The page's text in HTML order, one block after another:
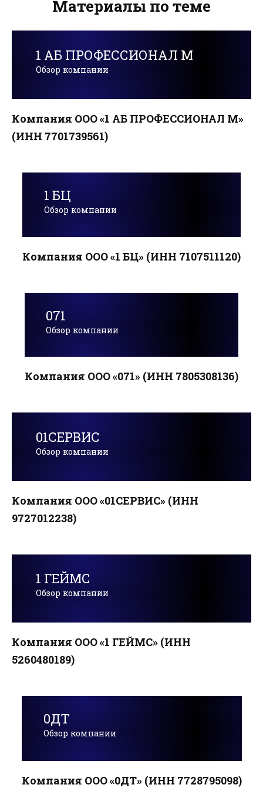
Материалы по теме
1 АБ ПРОФЕССИОНАЛ М
Обзор компании
Компания ООО «1 АБ ПРОФЕССИОНАЛ М»
(ИНН 7701739561)
1 БЦ
Обзор компании
Компания ООО «1 БЦ» (ИНН 7107511120)
071
Обзор компании
Компания ООО «071» (ИНН 7805308136)
01СЕРВИС
Обзор компании
Компания ООО «01СЕРВИС» (ИНН
9727012238)
1 ГЕЙМС
Обзор компании
Компания ООО «1 ГЕЙМС» (ИНН
5260480189)
0ДТ
Обзор компании
Компания ООО «0ДТ» (ИНН 7728795098)